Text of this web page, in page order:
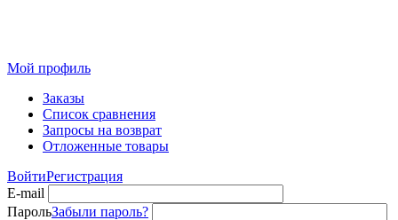
Мой профиль
Заказы
Список сравнения
Запросы на возврат
Отложенные товары
ВойтиРегистрация
E-mail
ПарольЗабыли пароль?